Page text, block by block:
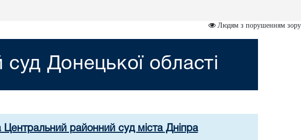
Людям з порушенням зору
Донецької області
Центральний районний суд міста Дніпра